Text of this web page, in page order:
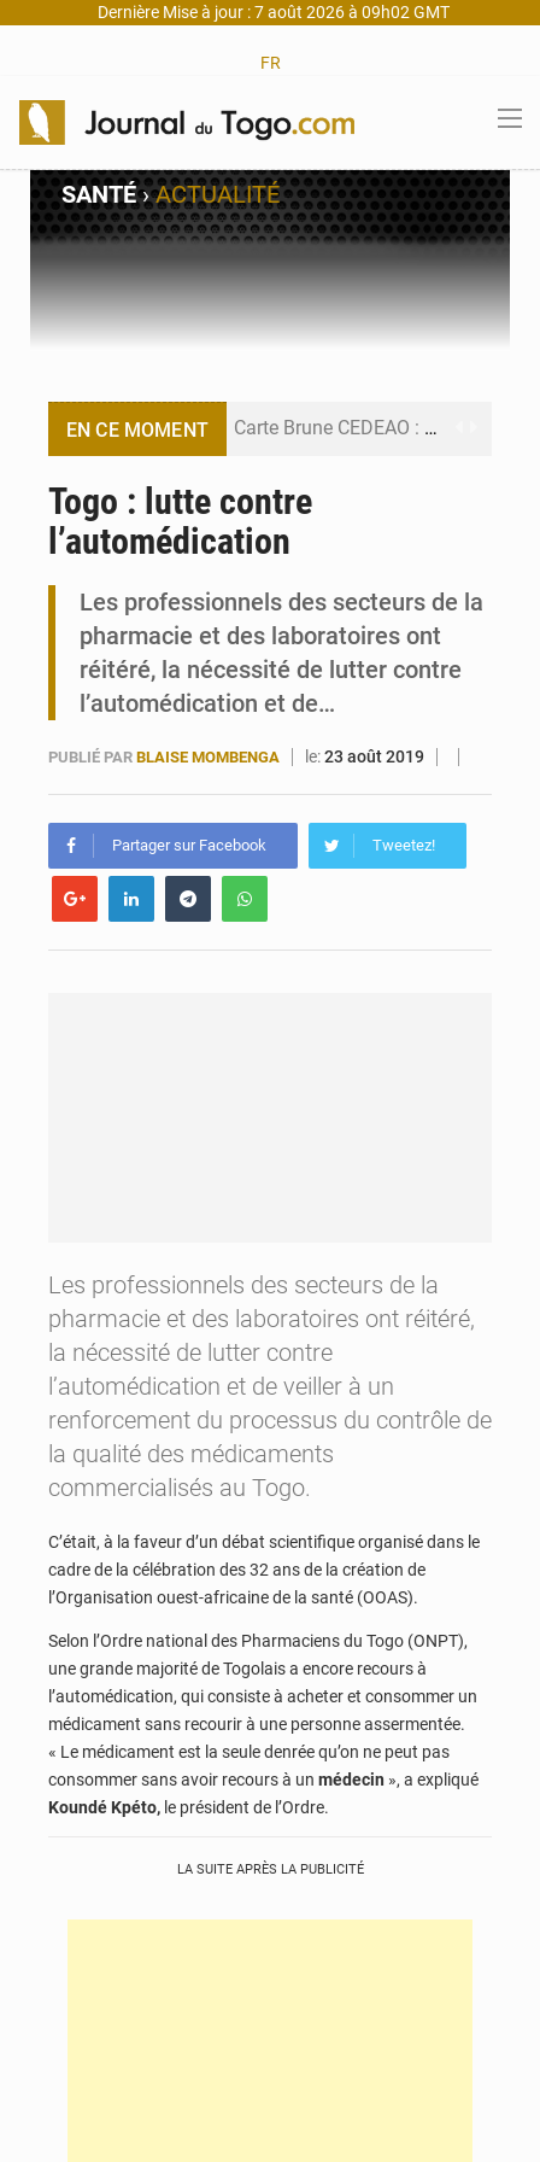
Dernière Mise à jour : 7 août 2026 à 09h02 GMT
FR
SANTÉ›ACTUALITÉ
EN CE MOMENT Carte Brune CEDEAO : Lomé mise sur la digitalisation des sinistres
Maurice : Démission de la ministre Véronique Leu-Govind
Togo : lutte contre
l’automédication
Les professionnels des secteurs de la
pharmacie et des laboratoires ont
réitéré, la nécessité de lutter contre
l’automédication et de…
PUBLIÉ PAR BLAISE MOMBENGA le:23 août 2019
Partager sur Facebook Tweetez!
Les professionnels des secteurs de la
pharmacie et des laboratoires ont réitéré,
la nécessité de lutter contre
l’automédication et de veiller à un
renforcement du processus du contrôle de
la qualité des médicaments
commercialisés au Togo.
C’était, à la faveur d’un débat scientifique organisé dans le
cadre de la célébration des 32 ans de la création de
l’Organisation ouest-africaine de la santé (OOAS).
Selon l’Ordre national des Pharmaciens du Togo (ONPT),
une grande majorité de Togolais a encore recours à
l’automédication, qui consiste à acheter et consommer un
médicament sans recourir à une personne assermentée.
« Le médicament est la seule denrée qu’on ne peut pas
consommer sans avoir recours à un médecin », a expliqué
Koundé Kpéto, le président de l’Ordre.
LA SUITE APRÈS LA PUBLICITÉ